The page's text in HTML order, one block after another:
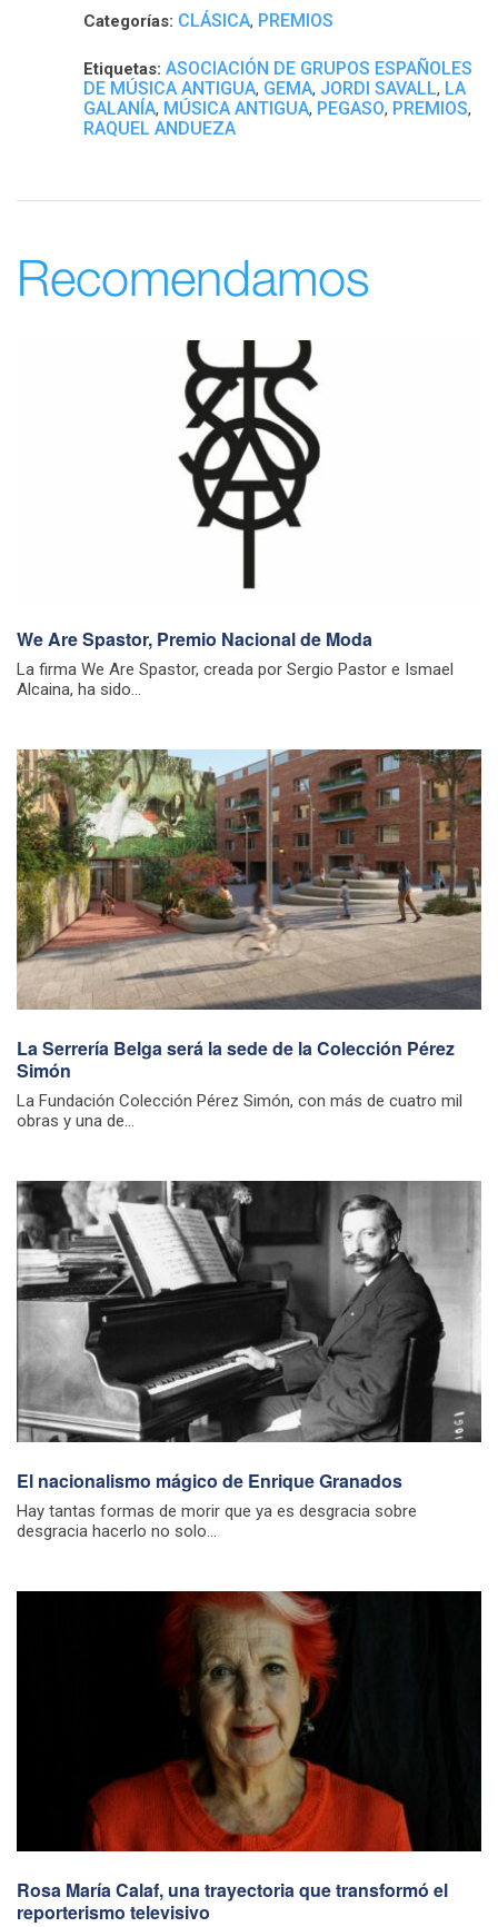
Categorías: CLÁSICA, PREMIOS
Etiquetas: ASOCIACIÓN DE GRUPOS ESPAÑOLES
DE MÚSICA ANTIGUA, GEMA, JORDI SAVALL, LA
GALANÍA, MÚSICA ANTIGUA, PEGASO, PREMIOS,
RAQUEL ANDUEZA
Recomendamos
We Are Spastor, Premio Nacional de Moda
La firma We Are Spastor, creada por Sergio Pastor e Ismael
Alcaina, ha sido...
La Serrería Belga será la sede de la Colección Pérez
Simón
La Fundación Colección Pérez Simón, con más de cuatro mil
obras y una de...
El nacionalismo mágico de Enrique Granados
Hay tantas formas de morir que ya es desgracia sobre
desgracia hacerlo no solo...
Rosa María Calaf, una trayectoria que transformó el
reporterismo televisivo